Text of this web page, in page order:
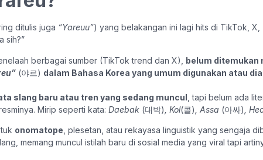
ditulis juga “Yareuu”) yang belakangan ini lagi hits di TikTok, X,
sih?”
berbagai sumber (TikTok trend dan X), belum ditemukan
(야르) dalam Bahasa Korea yang umum digunakan atau
slang baru atau tren yang sedang muncul , tapi belum ada
Mirip seperti kata: Daebak (대박) , Kol(콜) Assa (아싸) ,
on‌omatope , plesetan, atau rekayasa linguistik yang sengaja
memang muncul istilah baru di sosial media yang viral tapi